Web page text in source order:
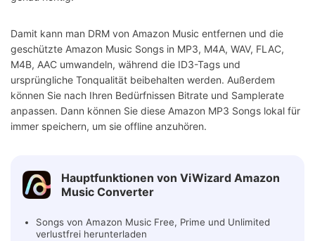
Damit kann man DRM von Amazon Music entfernen und die
geschützte Amazon Music Songs in MP3, M4A, WAV, FLAC,
M4B, AAC umwandeln, während die ID3-Tags und
ursprüngliche Tonqualität beibehalten werden. Außerdem
können Sie nach Ihren Bedürfnissen Bitrate und Samplerate
anpassen. Dann können Sie diese Amazon MP3 Songs lokal für
immer speichern, um sie offline anzuhören.
Hauptfunktionen von ViWizard Amazon
Music Converter
Songs von Amazon Music Free, Prime und Unlimited
verlustfrei herunterladen